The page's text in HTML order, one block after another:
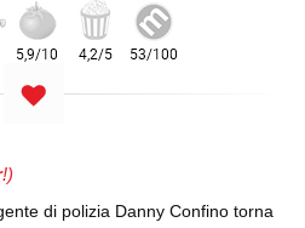
!)
di polizia Danny Confino torna